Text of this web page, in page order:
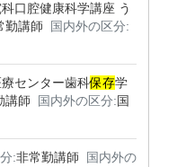
口腔健康科学講座 う
勤講師
国内外の区分:
センター歯科保存学
講師 国内外の区分:国
:非常勤講師
国内外の